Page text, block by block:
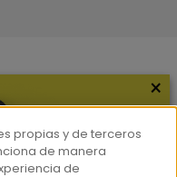
×
propias y de terceros
de manera
de